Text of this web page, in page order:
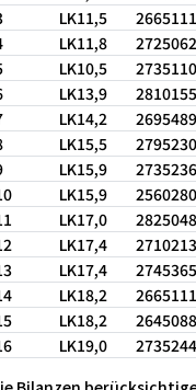
LK11,5
LK11,8
LK10,5
LK13,9
LK14,2
LK15,5
LK15,9
LK15,9
LK17,0
LK17,4
LK17,4
LK18,2
LK18,2
LK19,0